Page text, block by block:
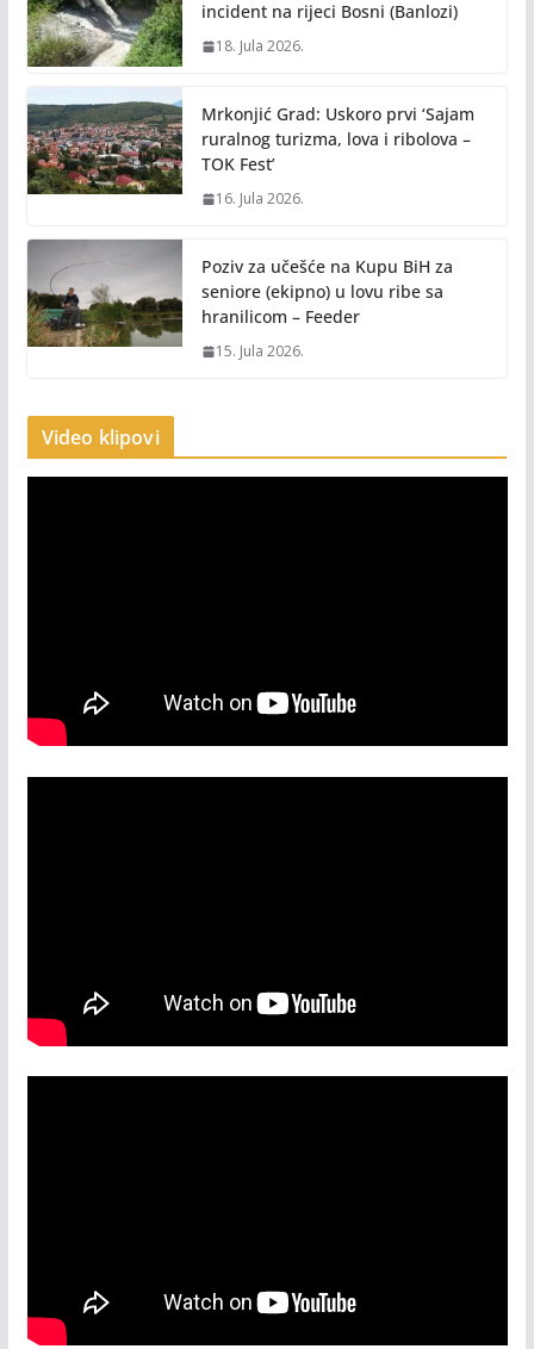
incident na rijeci Bosni (Banlozi)
18. Jula 2026.
Mrkonjić Grad: Uskoro prvi ‘Sajam
ruralnog turizma, lova i ribolova –
TOK Fest’
16. Jula 2026.
Poziv za učešće na Kupu BiH za
seniore (ekipno) u lovu ribe sa
hranilicom – Feeder
15. Jula 2026.
Video klipovi